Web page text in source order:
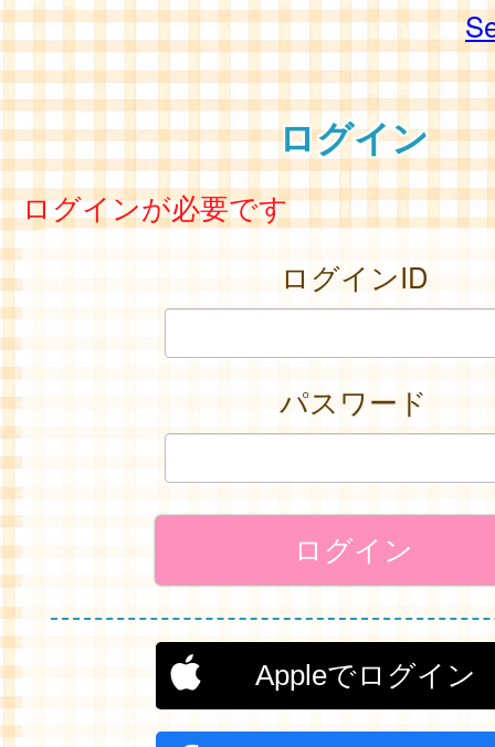
ログイン
ログインが必要です
ログインID
パスワード
Appleでログイン